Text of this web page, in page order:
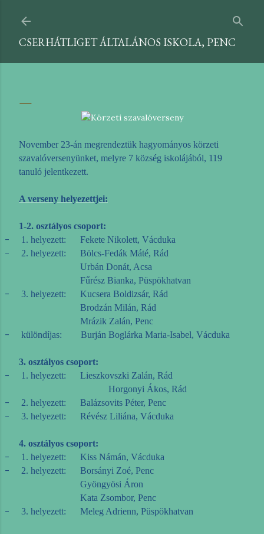
CSERHÁTLIGET ÁLTALÁNOS ISKOLA, PENC
November 23-án megrendeztük hagyományos körzeti
szavalóversenyünket, melyre 7 község iskolájából, 119
tanuló jelentkezett.
A verseny helyezettjei:
1-2. osztályos csoport:
- 1. helyezett: Fekete Nikolett, Vácduka
-
2. helyezett: Bölcs-Fedák Máté, Rád
Urbán Donát, Acsa
Fűrész Bianka, Püspökhatvan
-
3. helyezett: Kucsera Boldizsár, Rád
Brodzán Milán, Rád
Mrázik Zalán, Penc
- különdíjas: Burján Boglárka Maria-Isabel, Vácduka
3. osztályos csoport:
-
1. helyezett: Lieszkovszki Zalán, Rád
Horgonyi Ákos, Rád
- 2. helyezett: Balázsovits Péter, Penc
- 3. helyezett: Révész Liliána, Vácduka
4. osztályos csoport:
- 1. helyezett: Kiss Námán, Vácduka
-
2. helyezett: Borsányi Zoé, Penc
Gyöngyösi Áron
Kata Zsombor, Penc
- 3. helyezett: Meleg Adrienn, Püspökhatvan